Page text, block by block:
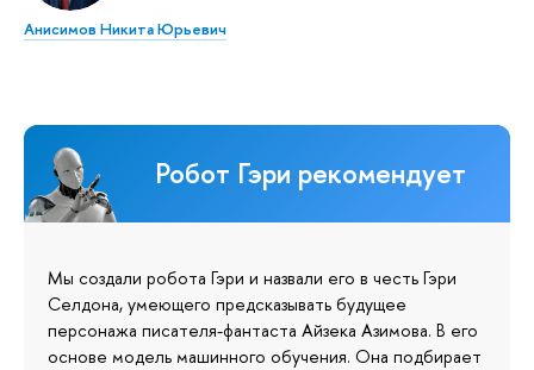
Анисимов Никита Юрьевич
Робот Гэри рекомендует
Мы создали робота Гэри и назвали его в честь Гэри
Селдона, умеющего предсказывать будущее
персонажа писателя-фантаста Айзека Азимова. В его
основе модель машинного обучения. Она подбирает